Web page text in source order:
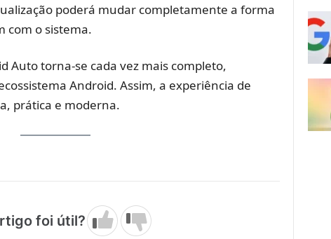
poderá mudar completamente a forma
com o sistema.
Auto torna-se cada vez mais completo,
Android. Assim, a experiência de
prática e moderna.
foi útil?